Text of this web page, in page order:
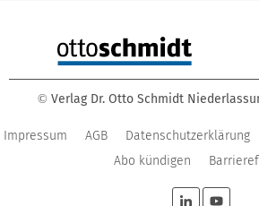
© Verlag Dr. Otto Schmidt
Impressum AGB Datenschutzerklärung
Abo kündigen